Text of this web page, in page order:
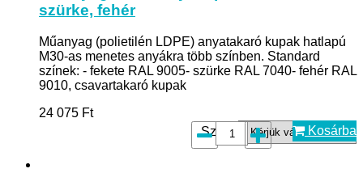
szürke, fehér
Műanyag (polietilén LDPE) anyatakaró kupak hatlapú
M30-as menetes anyákra több színben. Standard
színek: - fekete RAL 9005- szürke RAL 7040- fehér RAL
9010, csavartakaró kupak
24 075 Ft
Szín*:
Kosárba